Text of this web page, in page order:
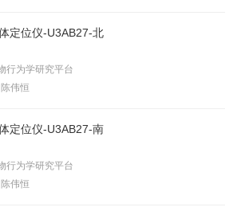
定位仪-U3AB27-北
行为学研究平台
陈伟恒
定位仪-U3AB27-南
行为学研究平台
陈伟恒